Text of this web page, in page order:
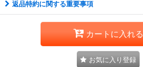
返品特約に関する重要事項
カートに入れる
お気に入り登録